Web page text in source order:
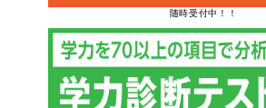
随時受付中！！